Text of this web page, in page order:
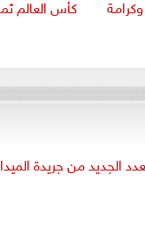
كأس العالم
الجديد من جريدة الميدان